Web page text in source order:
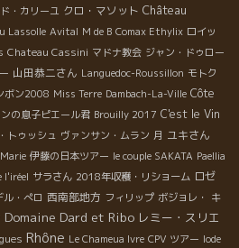
・カリーユ クロ・マソット Château
Lassolle Avital M de B Comax Ethylix ロイッ
Chateau Cassini マドナ教会 ジャン・ドゥロー
山田恭二さん Languedoc-Roussillon モトク
ボン2008 Miss Terre Dambach-La-Ville Côte
の息子ピエール君 Brouilly 2017 C'est le Vin
トゥッシュ ヴァンサン・ムラン 月 ユキさん
伊藤の日本ツアー le couple SAKATA Paellia
l'iréel サラさん 2018年収穫・リショーム ロゼ
・ぺロ 西南部地方 フィリップ ボジョレ・ キ
Domaine Dard et Ribo レミー・スリエ
Rhône Le Chameua Ivre CPV ツアー Iode